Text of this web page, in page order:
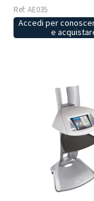
Ref: AE035
Accedi per
e